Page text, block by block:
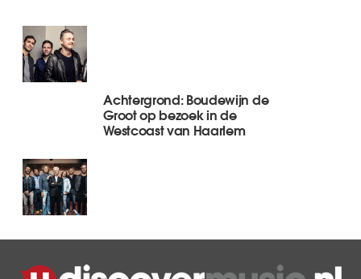
Achtergrond: Boudewijn de
Groot op bezoek in de
Westcoast van Haarlem